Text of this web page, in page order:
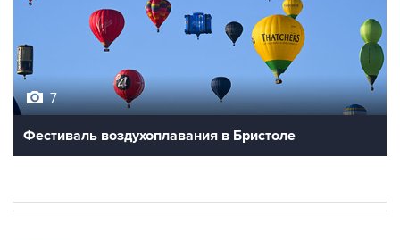
Фестиваль воздухоплавания в Бристоле